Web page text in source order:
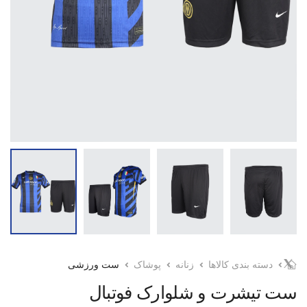
دسته بندی کالاها زنانه پوشاک ست ورزشی
ست تیشرت و شلوارک فوتبال